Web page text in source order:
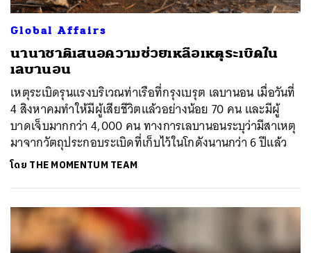
Global Affairs
นานาชาติเสนอความช่วยเหลือเหตุระเบิดใน
เลบานอน
เหตุระเบิดรุนแรงบริเวณท่าเรือที่กรุงเบรุต เลบานอน เมื่อวันที่
4 สิงหาคมทำให้มีผู้เสียชีวิตแล้วอย่างน้อย 70 คน และมีผู้
บาดเจ็บมากกว่า 4,000 คน ทางการเลบานอนระบุว่ามีสาเหตุ
มาจากวัตถุประกอบระเบิดที่เก็บไว้ในโกดังนานกว่า 6 ปีแล้ว
โดย THE MOMENTUM TEAM